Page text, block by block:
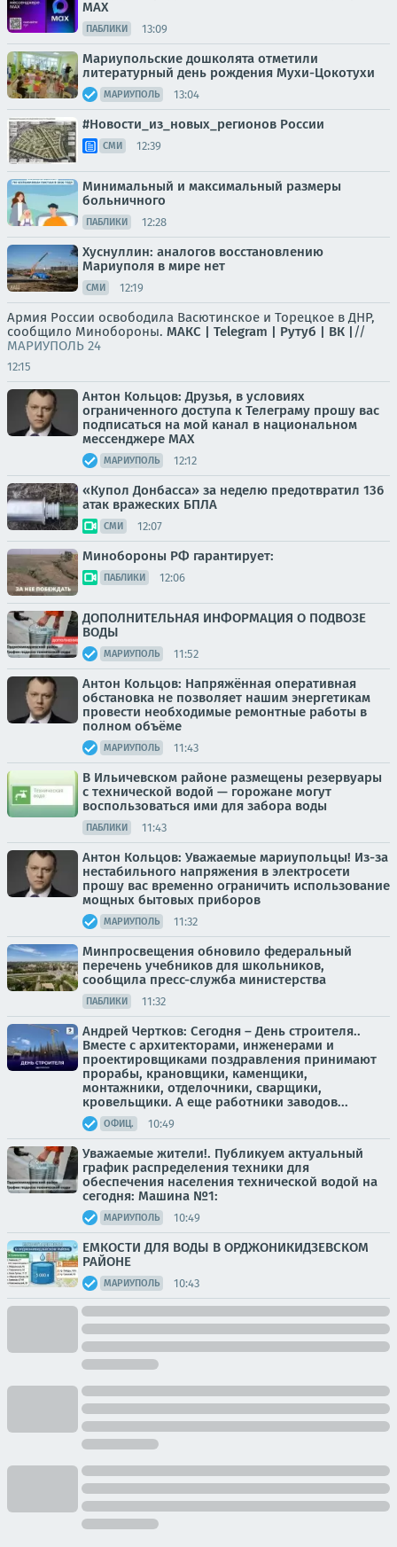
MAX
ПАБЛИКИ 13:09
Мариупольские дошколята отметили
литературный день рождения Мухи-Цокотухи
МАРИУПОЛЬ 13:04
#Новости_из_новых_регионов России
СМИ 12:39
Минимальный и максимальный размеры
больничного
ПАБЛИКИ 12:28
Хуснуллин: аналогов восстановлению
Мариуполя в мире нет
СМИ 12:19
Армия России освободила Васютинское и Торецкое в ДНР,
сообщило Минобороны. МАКС | Telegram | Рутуб | ВК | //
МАРИУПОЛЬ 24
12:15
Антон Кольцов: Друзья, в условиях
ограниченного доступа к Телеграму прошу вас
подписаться на мой канал в национальном
мессенджере МАХ
МАРИУПОЛЬ 12:12
«Купол Донбасса» за неделю предотвратил 136
атак вражеских БПЛА
СМИ 12:07
Минобороны РФ гарантирует:
ПАБЛИКИ 12:06
ДОПОЛНИТЕЛЬНАЯ ИНФОРМАЦИЯ О ПОДВОЗЕ
ВОДЫ
МАРИУПОЛЬ 11:52
Антон Кольцов: Напряжённая оперативная
обстановка не позволяет нашим энергетикам
провести необходимые ремонтные работы в
полном объёме
МАРИУПОЛЬ 11:43
В Ильичевском районе размещены резервуары
с технической водой — горожане могут
воспользоваться ими для забора воды
ПАБЛИКИ 11:43
Антон Кольцов: Уважаемые мариупольцы! Из-за
нестабильного напряжения в электросети
прошу вас временно ограничить использование
мощных бытовых приборов
МАРИУПОЛЬ 11:32
Минпросвещения обновило федеральный
перечень учебников для школьников,
сообщила пресс-служба министерства
ПАБЛИКИ 11:32
Андрей Чертков: Сегодня – День строителя..
Вместе с архитекторами, инженерами и
проектировщиками поздравления принимают
прорабы, крановщики, каменщики,
монтажники, отделочники, сварщики,
кровельщики. А еще работники заводов...
ОФИЦ. 10:49
Уважаемые жители!. Публикуем актуальный
график распределения техники для
обеспечения населения технической водой на
сегодня: Машина №1:
МАРИУПОЛЬ 10:49
ЕМКОСТИ ДЛЯ ВОДЫ В ОРДЖОНИКИДЗЕВСКОМ
РАЙОНЕ
МАРИУПОЛЬ 10:43